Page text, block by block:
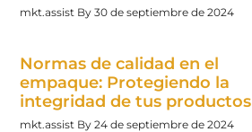
mkt.assist 30 de septiembre de 2024
Normas de calidad en el
empaque: Protegiendo la
integridad de tus productos
mkt.assist 24 de septiembre de 2024